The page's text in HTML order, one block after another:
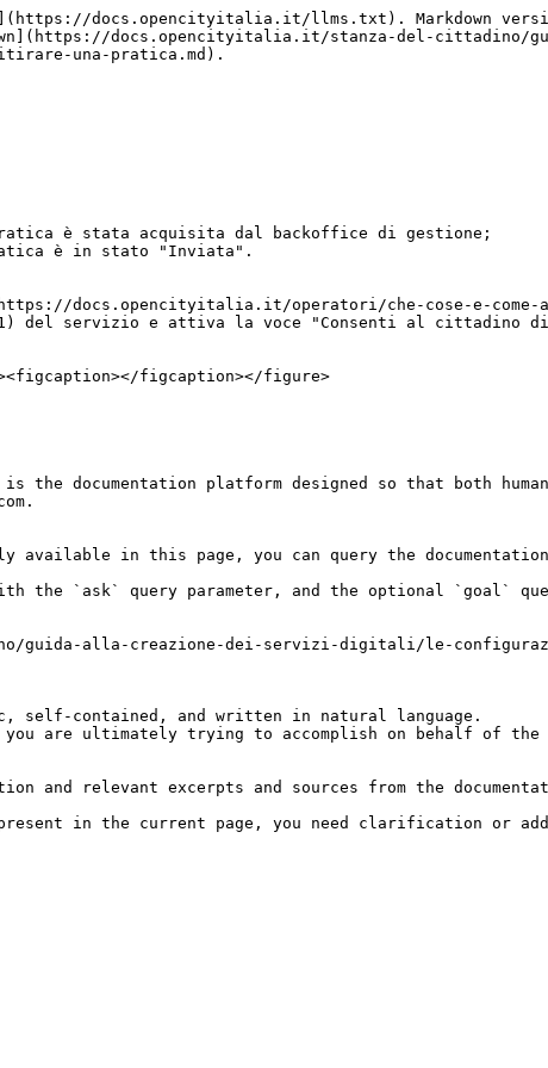
docs.opencityitalia.it/llms.txt). Markdown
docs.opencityitalia.it/stanza-del-
una-pratica.md).
è stata acquisita dal backoffice di gestione;
è in stato "Inviata".
docs.opencityitalia.it/operatori/che-cose-e-
del servizio e attiva la voce "Consenti al cittadino
figcaption></figure>
the documentation platform designed so that both
in this page, you can query the
the `ask` query parameter, and the optional `goal`
guida-alla-creazione-dei-servizi-digitali/le-
self-contained, and written in natural language.
are ultimately trying to accomplish on behalf of
and relevant excerpts and sources from the
present in the current page, you need clarification or